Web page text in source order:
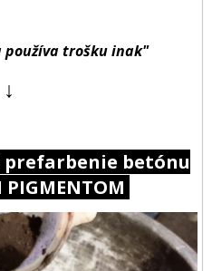
používa trošku inak"
↓
betónu
PIGMENTOM